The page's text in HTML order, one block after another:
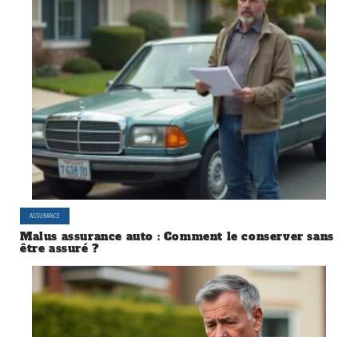
ASSURANCE
Malus assurance auto : Comment le conserver sans
être assuré ?